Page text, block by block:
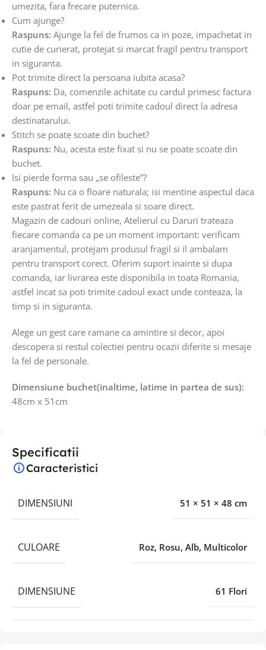
umezita, fara frecare puternica.
Cum ajunge?
Raspuns: Ajunge la fel de frumos ca in poze, impachetat in
cutie de curierat, protejat si marcat fragil pentru transport
in siguranta.
Pot trimite direct la persoana iubita acasa?
Raspuns: Da, comenzile achitate cu cardul primesc factura
doar pe email, astfel poti trimite cadoul direct la adresa
destinatarului.
Stitch se poate scoate din buchet?
Raspuns: Nu, acesta este fixat si nu se poate scoate din
buchet.
Isi pierde forma sau „se ofileste”?
Raspuns: Nu ca o floare naturala; isi mentine aspectul daca
este pastrat ferit de umezeala si soare direct.
Magazin de cadouri online, Atelierul cu Daruri trateaza
fiecare comanda ca pe un moment important: verificam
aranjamentul, protejam produsul fragil si il ambalam
pentru transport corect. Oferim suport inainte si dupa
comanda, iar livrarea este disponibila in toata Romania,
astfel incat sa poti trimite cadoul exact unde conteaza, la
timp si in siguranta.
Alege un gest care ramane ca amintire si decor, apoi
descopera si restul colectiei pentru ocazii diferite si mesaje
la fel de personale.
Dimensiune buchet(inaltime, latime in partea de sus):
48cm x 51cm
Specificatii
Caracteristici
DIMENSIUNI 51 × 51 × 48 cm
CULOARE Roz, Rosu, Alb, Multicolor
DIMENSIUNE 61 Flori